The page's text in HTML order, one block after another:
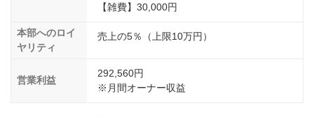
【雑費】30,000円
本部へのロイ
ヤリティ
売上の5％（上限10万円）
営業利益
292,560円
※月間オーナー収益